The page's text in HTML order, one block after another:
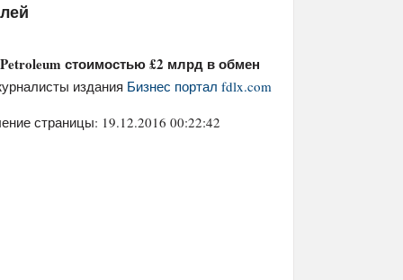
стоимостью £2 млрд в обмен
издания Бизнес портал fdlx.com
страницы: 19.12.2016 00:22:42